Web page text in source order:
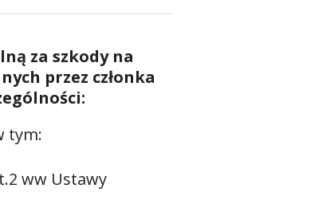
za szkody na
przez członka
tym:
ww Ustawy